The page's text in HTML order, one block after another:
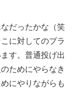
だったかな（笑
に対してのプラ
す。普通投げ出
ためにやらなき
にやりながらも